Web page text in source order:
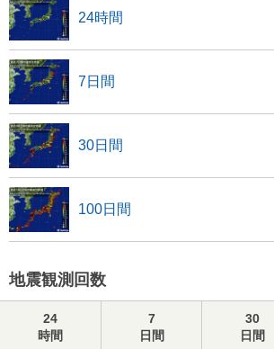
24時間
7日間
30日間
100日間
地震観測回数
24
時間
7
日間
30
日間